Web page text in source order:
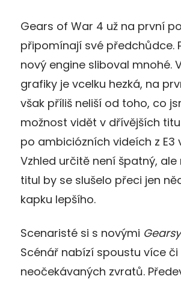
Gears of War 4 už na první
připomínají své předchůdce.
nový engine sliboval mnohé.
grafiky je vcelku hezká, na
však příliš neliší od toho, co
možnost vidět v dřívějších
po ambiciózních videích z E3
Vzhled určitě není špatný, ale
titul by se slušelo přeci jen
kapku lepšího.
Scenaristé si s novými Gearsy
Scénář nabízí spoustu více
neočekávaných zvratů.